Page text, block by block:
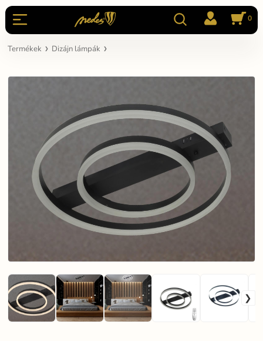
0
Termékek Dizájn lámpák